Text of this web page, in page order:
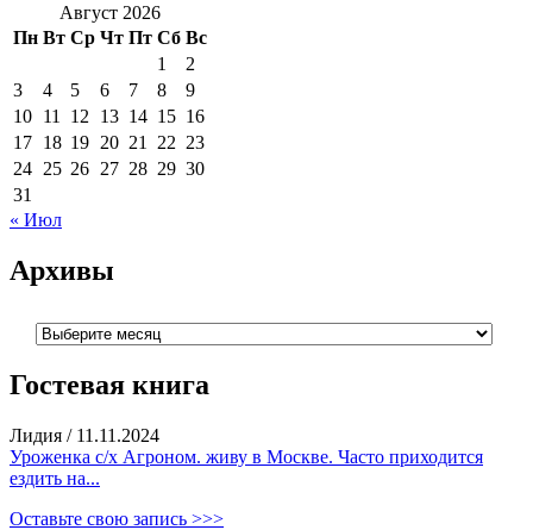
Август 2026
Пн Вт Ср Чт Пт Сб Вс
1
2
3
4 5 6 7 8
9
10 11 12 13 14 15 16
17 18 19 20 21 22 23
24 25 26 27 28 29 30
31
« Июл
Архивы
Архивы
Гостевая книга
Лидия / 11.11.2024
Уроженка с/х Агроном. живу в Москве. Часто приходится
ездить на...
Оставьте свою запись >>>